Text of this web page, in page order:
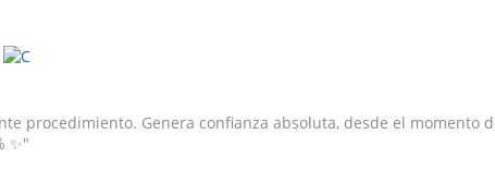
procedimiento. Genera confianza absoluta, desde el momento
✨"